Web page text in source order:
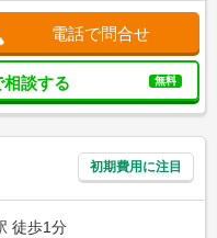
電話で問合せ
談する 無料
初期費用に注目
徒歩1分